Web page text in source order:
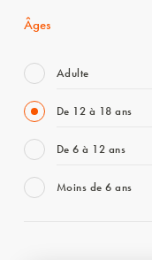
Âges
Adulte
De 12 à 18 ans
De 6 à 12 ans
Moins de 6 ans